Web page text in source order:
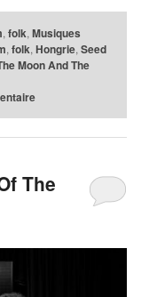
, folk, Musiques
, folk, Hongrie, Seed
Moon And The
The